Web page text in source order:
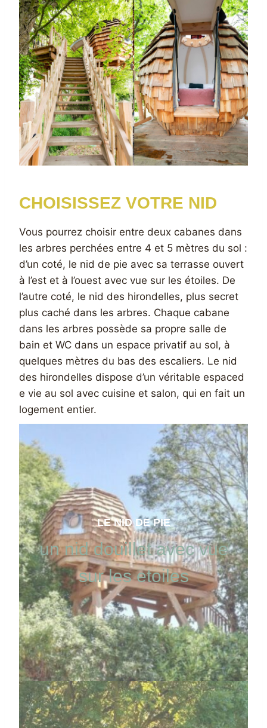
CHOISISSEZ VOTRE NID
Vous pourrez choisir entre deux cabanes dans
les arbres perchées entre 4 et 5 mètres du sol :
d’un coté, le nid de pie avec sa terrasse ouvert
à l’est et à l’ouest avec vue sur les étoiles. De
l’autre coté, le nid des hirondelles, plus secret
plus caché dans les arbres. Chaque cabane
dans les arbres possède sa propre salle de
bain et WC dans un espace privatif au sol, à
quelques mètres du bas des escaliers. Le nid
des hirondelles dispose d’un véritable espaced
e vie au sol avec cuisine et salon, qui en fait un
logement entier.
LE NID DE PIE
un nid douillet avec vue
sur les etoiles